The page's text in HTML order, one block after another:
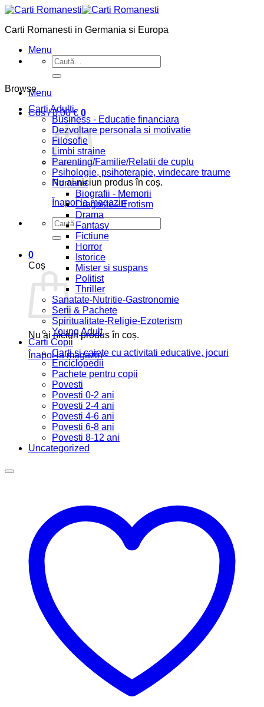
Skip
content
Carti Romanesti in Germania si Europa
Menu
Caută
după:
Menu
Coș /0,00€ 0
Nu ai niciun produs în coș.
Înapoi la magazin
Caută
după:
0
Coș
Nu ai niciun produs în coș.
Înapoi la magazin
Browse
Carti Adulti
Business - Educatie financiara
Dezvoltare personala si motivatie
Filosofie
Limbi straine
Parenting/Familie/Relatii de cuplu
Psihologie, psihoterapie, vindecare traume
Romane
Biografii - Memorii
Dragoste - Erotism
Drama
Fantasy
Fictiune
Horror
Istorice
Mister si suspans
Politist
Thriller
Sanatate-Nutritie-Gastronomie
Serii & Pachete
Spiritualitate-Religie-Ezoterism
Young Adult
Carti Copii
Carti si caiete cu activitati educative, jocuri
Enciclopedii
Pachete pentru copii
Povesti
Povesti 0-2 ani
Povesti 2-4 ani
Povesti 4-6 ani
Povesti 6-8 ani
Povesti 8-12 ani
Uncategorized